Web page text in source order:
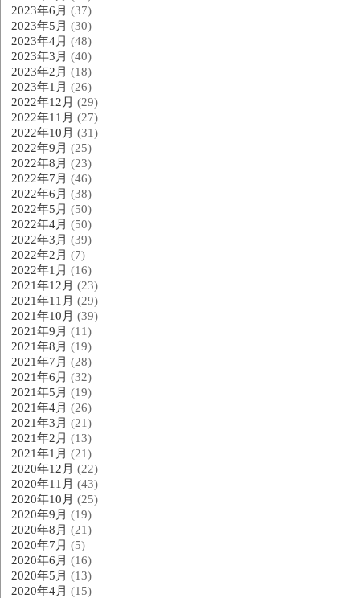
2023年6月 (37)
2023年5月 (30)
2023年4月 (48)
2023年3月 (40)
2023年2月 (18)
2023年1月 (26)
2022年12月 (29)
2022年11月 (27)
2022年10月 (31)
2022年9月 (25)
2022年8月 (23)
2022年7月 (46)
2022年6月 (38)
2022年5月 (50)
2022年4月 (50)
2022年3月 (39)
2022年2月 (7)
2022年1月 (16)
2021年12月 (23)
2021年11月 (29)
2021年10月 (39)
2021年9月 (11)
2021年8月 (19)
2021年7月 (28)
2021年6月 (32)
2021年5月 (19)
2021年4月 (26)
2021年3月 (21)
2021年2月 (13)
2021年1月 (21)
2020年12月 (22)
2020年11月 (43)
2020年10月 (25)
2020年9月 (19)
2020年8月 (21)
2020年7月 (5)
2020年6月 (16)
2020年5月 (13)
2020年4月 (15)